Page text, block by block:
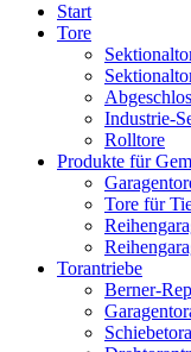
Start
Tore
Industrie-
Rolltore
Produkte für
Tore für
Torantriebe
Berner-